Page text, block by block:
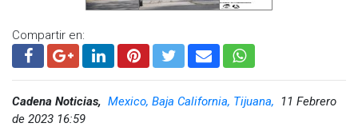
Compartir en:
Cadena Noticias, Mexico, Baja California, Tijuana,
11 Febrero
de 2023 16:59